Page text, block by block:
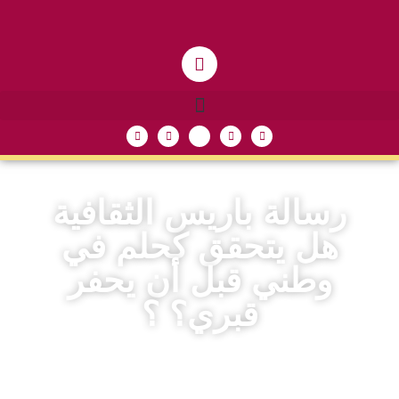
رسالة باريس الثقافية
هل يتحقق كحلم في
وطني قبل أن يحفر
قبري؟ ؟